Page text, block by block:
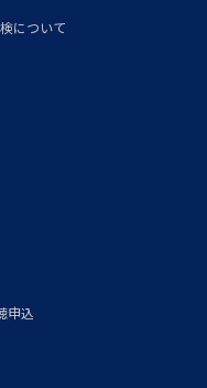
について
申込